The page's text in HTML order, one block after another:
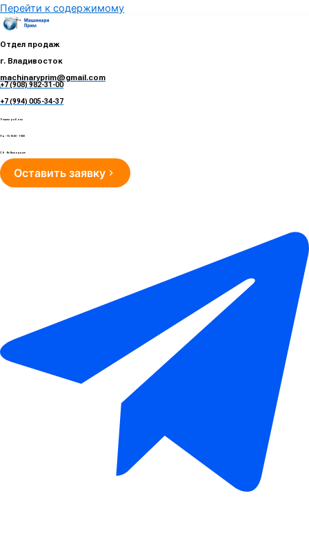
Перейти к содержимому
Отдел продаж
г. Владивосток
machinaryprim@gmail.com
+7 (908) 982-31-00
+7 (994) 005-34-37
Режим работы
Пн - Пт 10:00 - 19:00
Сб - Вс Выходные
Оставить заявку